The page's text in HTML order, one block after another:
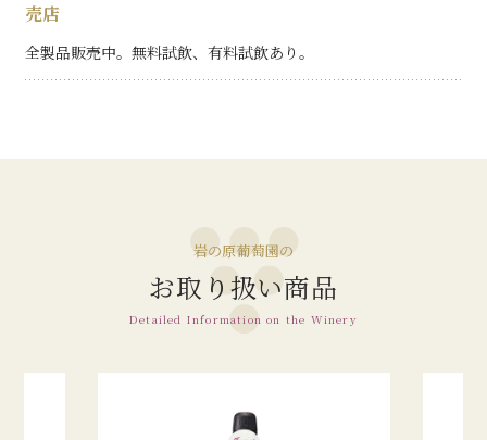
売店
全製品販売中。無料試飲、有料試飲あり。
岩の原葡萄園の
お取り扱い商品
Detailed Information on the Winery